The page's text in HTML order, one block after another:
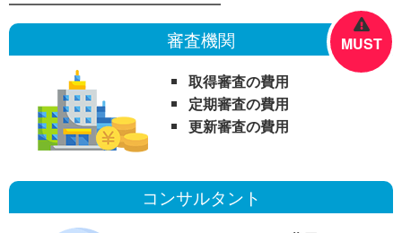
審査機関
MUST
取得審査の費用
定期審査の費用
更新審査の費用
コンサルタント